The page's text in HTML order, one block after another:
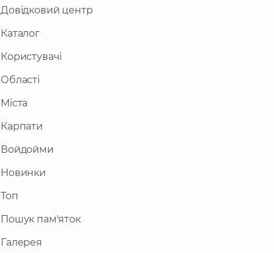
Довідковий центр
Каталог
Користувачі
Області
Міста
Карпати
Войдойми
Новинки
Топ
Пошук пам'яток
Галерея